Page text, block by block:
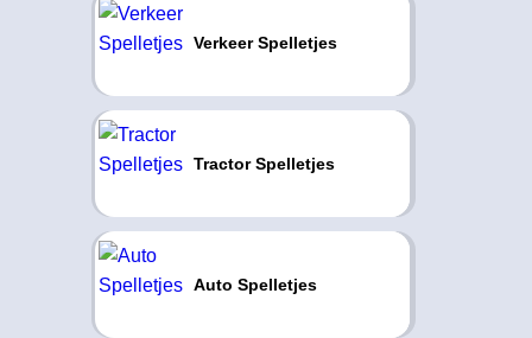
Verkeer Spelletjes
Tractor Spelletjes
Auto Spelletjes